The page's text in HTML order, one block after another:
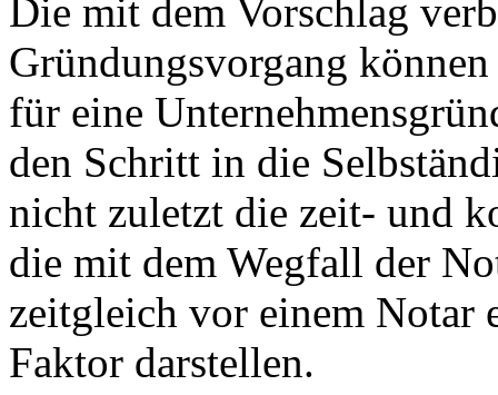
Die mit dem Vorschlag
Gründungsvorgang
für eine
den Schritt in die
nicht zuletzt die zeit- und
die mit dem Wegfall der
zeitgleich vor einem Notar
Faktor darstellen.